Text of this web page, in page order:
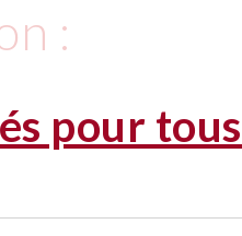
:
pour